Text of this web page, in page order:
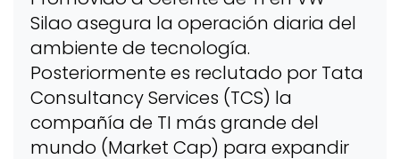
Silao asegura la operación diaria del
ambiente de tecnología.
Posteriormente es reclutado por Tata
Consultancy Services (TCS) la
compañía de TI más grande del
mundo (Market Cap) para expandir